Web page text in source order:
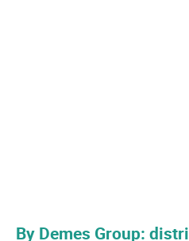
By Demes Group: